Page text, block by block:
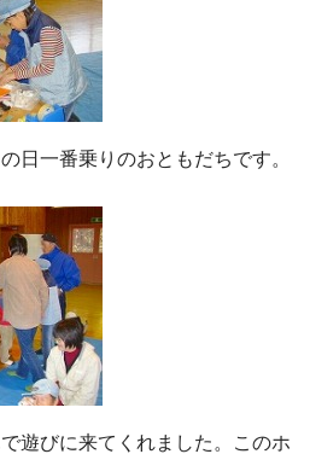
日一番乗りのおともだちです。
遊びに来てくれました。このホ